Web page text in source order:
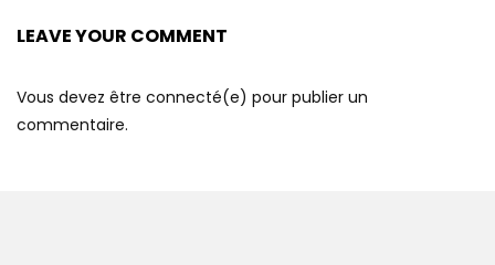
LEAVE YOUR COMMENT
Vous devez être connecté(e) pour publier un
commentaire.